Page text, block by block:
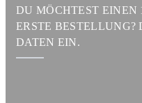
DU MÖCHTEST EINEN
ERSTE
DATEN EIN.